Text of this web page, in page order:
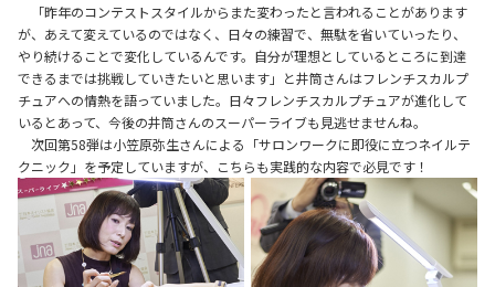
「昨年のコンテストスタイルからまた変わったと言われることがあります
が、あえて変えているのではなく、日々の練習で、無駄を省いていったり、
やり続けることで変化しているんです。自分が理想としているところに到達
できるまでは挑戦していきたいと思います」と井筒さんはフレンチスカルプ
チュアへの情熱を語っていました。日々フレンチスカルプチュアが進化して
いるとあって、今後の井筒さんのスーパーライブも見逃せませんね。
次回第58弾は小笠原弥生さんによる「サロンワークに即役に立つネイルテ
クニック」を予定していますが、こちらも実践的な内容で必見です！